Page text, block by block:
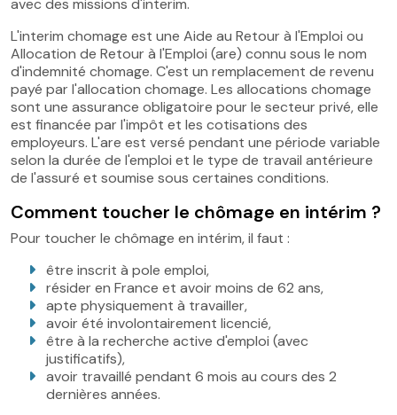
avec des missions d'interim.
L'interim chomage est une Aide au Retour à l'Emploi ou
Allocation de Retour à l'Emploi (are) connu sous le nom
d'indemnité chomage. C'est un remplacement de revenu
payé par l'allocation chomage. Les allocations chomage
sont une assurance obligatoire pour le secteur privé, elle
est financée par l'impôt et les cotisations des
employeurs. L'are est versé pendant une période variable
selon la durée de l'emploi et le type de travail antérieure
de l'assuré et soumise sous certaines conditions.
Comment toucher le chômage en intérim ?
Pour toucher le chômage en intérim, il faut :
être inscrit à pole emploi,
résider en France et avoir moins de 62 ans,
apte physiquement à travailler,
avoir été involontairement licencié,
être à la recherche active d'emploi (avec
justificatifs),
avoir travaillé pendant 6 mois au cours des 2
dernières années.